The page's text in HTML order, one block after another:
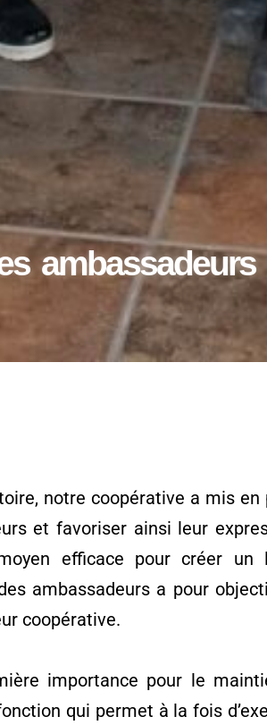
ambassadeurs
notre coopérative a mis
et favoriser ainsi leur
efficace pour créer
ambassadeurs a pour
coopérative.
importance pour le
qui permet à la fois